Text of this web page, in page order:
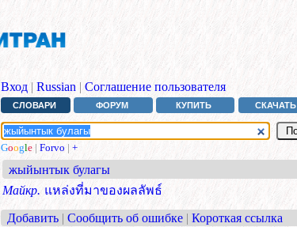
Вход | Russian | Соглашение пользователя
СЛОВАРИ ФОРУМ КУПИТЬ СКАЧАТЬ
Google | Forvo | +
жыйынтык булагы
Майкр. แหล่งที่มาของผลลัพธ์
Добавить | Сообщить об ошибке | Короткая ссылка